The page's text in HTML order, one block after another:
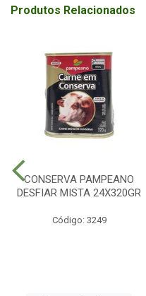
Produtos Relacionados
CONSERVA PAMPEANO
DESFIAR MISTA 24X320GR
Código: 3249